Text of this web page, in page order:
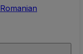
Romanian